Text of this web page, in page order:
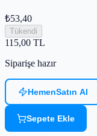
₺53,40
Tükendi
115,00 TL
Siparişe hazır
HemenSatın Al
Sepete Ekle